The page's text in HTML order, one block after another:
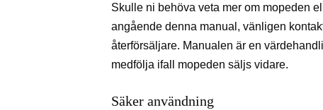
Skulle ni behöva veta mer om mopeden
angående denna manual, vänligen
återförsäljare. Manualen är en
medfölja ifall mopeden säljs vidare.
Säker användning